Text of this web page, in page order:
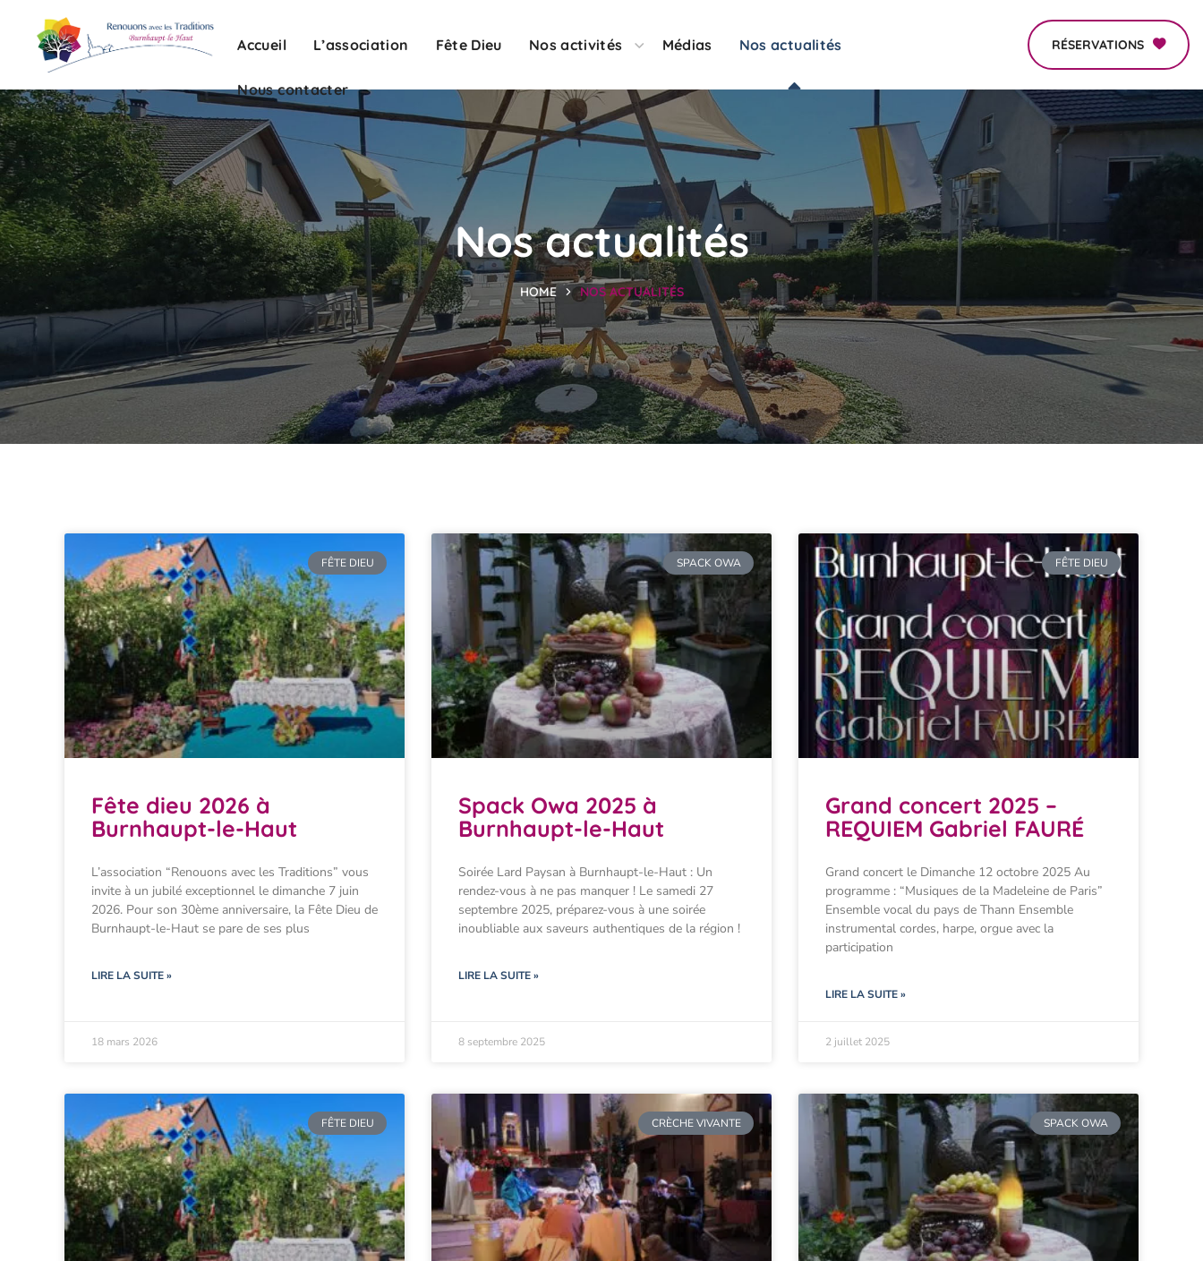
Accueil L’association Fête Dieu Nos activités Médias Nos actualités
Nous contacter
RÉSERVATIONS
Nos actualités
HOME NOS ACTUALITÉS
FÊTE DIEU
Fête dieu 2026 à
Burnhaupt-le-Haut
L’association “Renouons avec les Traditions” vous
invite à un jubilé exceptionnel le dimanche 7 juin
2026. Pour son 30ème anniversaire, la Fête Dieu de
Burnhaupt-le-Haut se pare de ses plus
LIRE LA SUITE »
18 mars 2026
SPACK OWA
Spack Owa 2025 à
Burnhaupt-le-Haut
Soirée Lard Paysan à Burnhaupt-le-Haut : Un
rendez-vous à ne pas manquer ! Le samedi 27
septembre 2025, préparez-vous à une soirée
inoubliable aux saveurs authentiques de la région !
LIRE LA SUITE »
8 septembre 2025
FÊTE DIEU
Grand concert 2025 –
REQUIEM Gabriel FAURÉ
Grand concert le Dimanche 12 octobre 2025 Au
programme : “Musiques de la Madeleine de Paris”
Ensemble vocal du pays de Thann Ensemble
instrumental cordes, harpe, orgue avec la
participation
LIRE LA SUITE »
2 juillet 2025
FÊTE DIEU CRÈCHE VIVANTE SPACK OWA